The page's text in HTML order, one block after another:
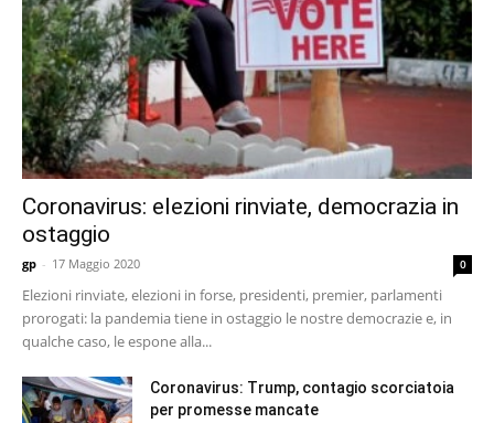
Coronavirus: elezioni rinviate, democrazia in
ostaggio
gp - 17 Maggio 2020 0
Elezioni rinviate, elezioni in forse, presidenti, premier, parlamenti
prorogati: la pandemia tiene in ostaggio le nostre democrazie e, in
qualche caso, le espone alla...
Coronavirus: Trump, contagio scorciatoia
per promesse mancate